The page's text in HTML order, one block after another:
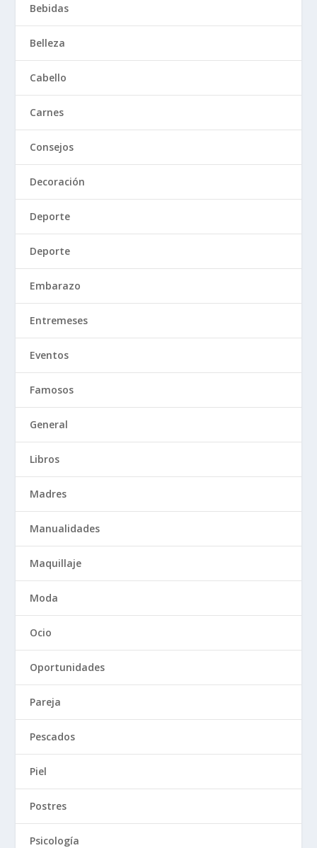
Bebidas
Belleza
Cabello
Carnes
Consejos
Decoración
Deporte
Deporte
Embarazo
Entremeses
Eventos
Famosos
General
Libros
Madres
Manualidades
Maquillaje
Moda
Ocio
Oportunidades
Pareja
Pescados
Piel
Postres
Psicología